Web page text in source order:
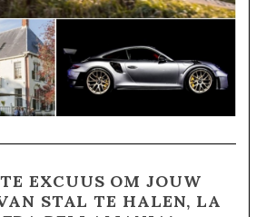
EXCUUS OM JOUW
STAL TE HALEN, LA